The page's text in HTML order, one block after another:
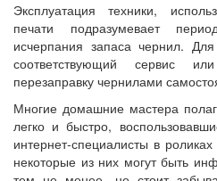
Эксплуатация техники,
печати подразумевает
исчерпания запаса чернил.
соответствующий сервис
перезаправку чернилами
Многие домашние мастера
легко и быстро,
интернет-специалисты в
некоторые из них могут быть